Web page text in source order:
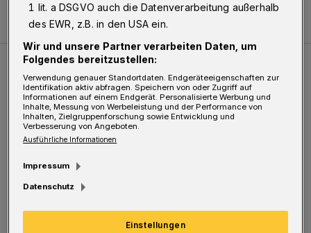
Weitere Bilderstrecken
Sommer in der Elberfelder City
1 lit. a DSGVO auch die Datenverarbeitung außerhalb
des EWR, z.B. in den USA ein.
Wir und unsere Partner verarbeiten Daten, um
Folgendes bereitzustellen:
Verwendung genauer Standortdaten. Endgeräteeigenschaften zur
Identifikation aktiv abfragen. Speichern von oder Zugriff auf
Informationen auf einem Endgerät. Personalisierte Werbung und
Inhalte, Messung von Werbeleistung und der Performance von
Inhalten, Zielgruppenforschung sowie Entwicklung und
Verbesserung von Angeboten.
Ausführliche Informationen
Impressum
Datenschutz
Einstellungen